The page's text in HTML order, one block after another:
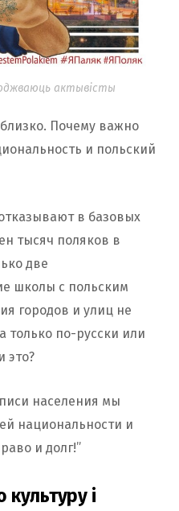
актывісты
Почему важно
и польский
в базовых
тысяч поляков в
две
школы с польским
городов и улиц не
только по-русски или
это?
населения мы
национальности и
и долг!”
і